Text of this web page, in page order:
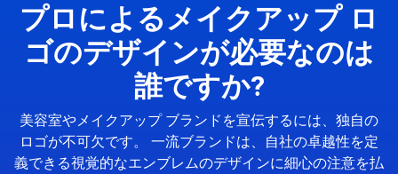
プロによるメイクアップ ロ
ゴのデザインが必要なのは
誰ですか?
美容室やメイクアップ ブランドを宣伝するには、独自の
ロゴが不可欠です。 一流ブランドは、自社の卓越性を定
義できる視覚的なエンブレムのデザインに細心の注意を払